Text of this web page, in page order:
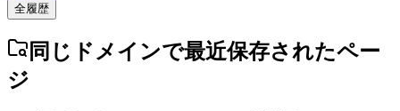
全履歴
同じドメインで最近保存されたペー
ジ